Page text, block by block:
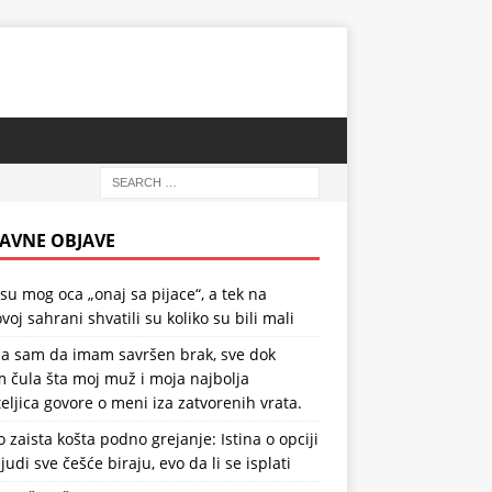
OBJAVE
mog oca „onaj sa pijace“, a tek na
sahrani shvatili su koliko su bili mali
sam da imam savršen brak, sve dok
čula šta moj muž i moja najbolja
govore o meni iza zatvorenih vrata.
zaista košta podno grejanje: Istina o opciji
sve češće biraju, evo da li se isplati